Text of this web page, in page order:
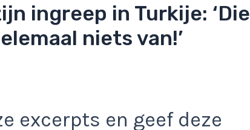
ingreep in Turkije: ‘Die
niets van!’
excerpts en geef deze